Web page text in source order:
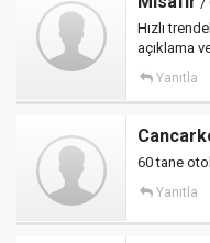
Hızlı
açıklama
Yanıtla
60 tane
Yanıtla